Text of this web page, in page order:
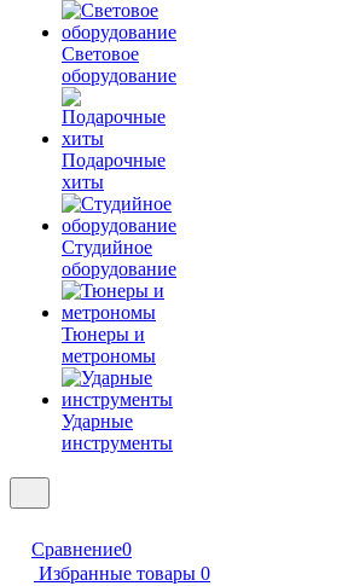
Световое
оборудование
Подарочные
хиты
Студийное
оборудование
Тюнеры и
метрономы
Ударные
инструменты
Сравнение0
Избранные товары 0